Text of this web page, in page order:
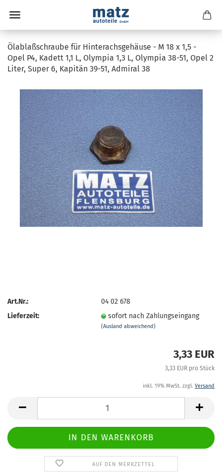
Ölablaßschraube für Hinterachsgehäuse - M 18 x 1,5 -
Opel P4, Kadett 1,1 L, Olympia 1,3 L, Olympia 38-51, Opel 2
Liter, Super 6, Kapitän 39-51, Admiral 38
Art.Nr.:
04 02 678
Lieferzeit:
sofort nach Zahlungseingang
(Ausland abweichend)
3,33 EUR
3,33 EUR pro Stück
inkl. 19% MwSt. zzgl. Versand
AUF DEN MERKZETTEL